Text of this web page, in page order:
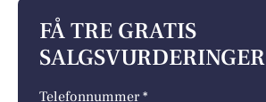
FÅ TRE GRATIS
SALGSVURDERINGER
Telefonnummer *